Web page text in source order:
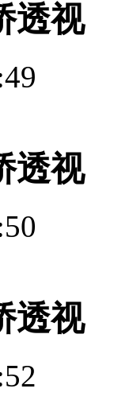
透视
透视
透视